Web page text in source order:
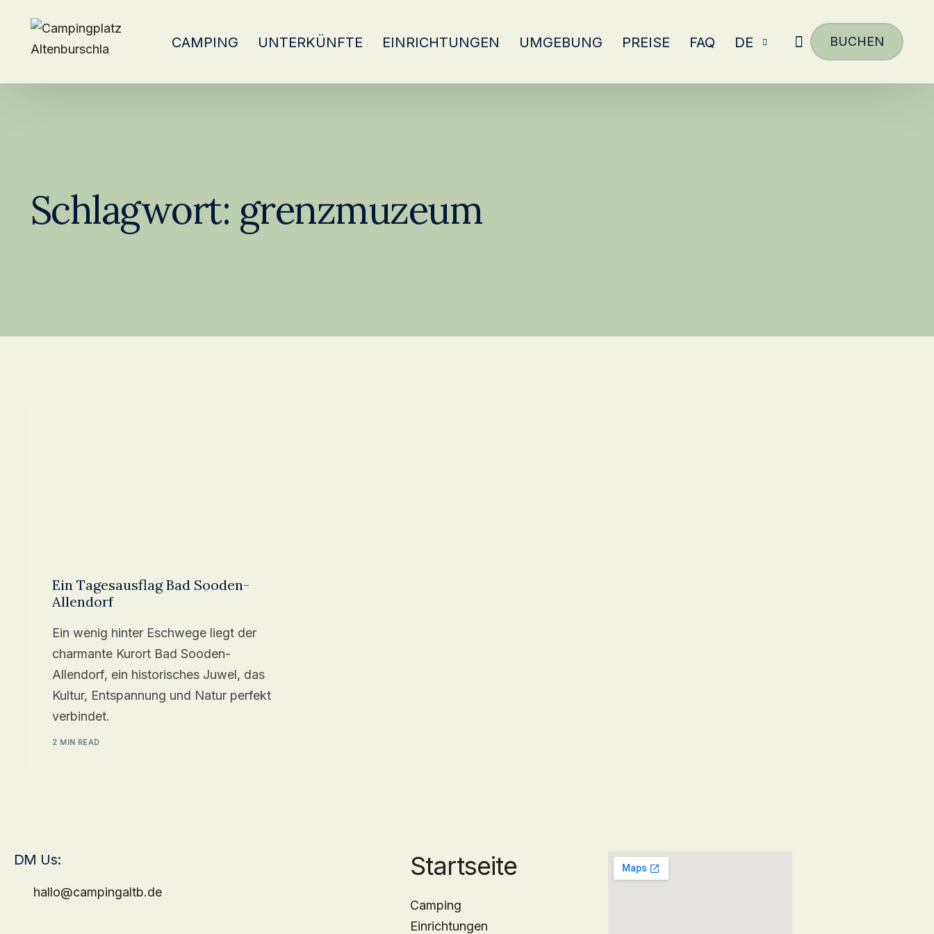
CAMPING UNTERKÜNFTE EINRICHTUNGEN UMGEBUNG PREISE FAQ DE BUCHEN
Schlagwort: grenzmuzeum
Ein Tagesausflag Bad Sooden-
Allendorf
Ein wenig hinter Eschwege liegt der
charmante Kurort Bad Sooden-
Allendorf, ein historisches Juwel, das
Kultur, Entspannung und Natur perfekt
verbindet.
2 MIN READ
DM Us:
hallo@campingaltb.de
Startseite
Camping
Einrichtungen